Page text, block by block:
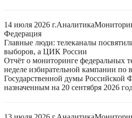
14 июля 2026 г.Аналитика
Федерация
Главные люди: телеканалы
выборов, а ЦИК России
Отчёт о мониторинге федеральных
неделе избирательной кампании по
Государственной думы Российской
назначенным на 20 сентября 2026